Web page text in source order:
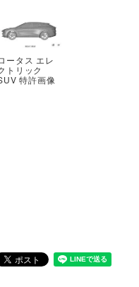
ータス エレ
トリック
特許画像